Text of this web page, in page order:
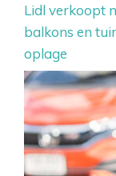
Lidl verkoopt
balkons en
oplage